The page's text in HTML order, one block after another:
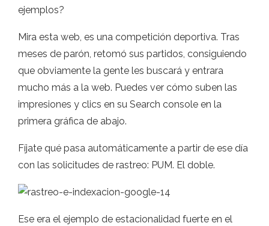
ejemplos?
Mira esta web, es una competición deportiva. Tras
meses de parón, retomó sus partidos, consiguiendo
que obviamente la gente les buscará y entrara
mucho más a la web. Puedes ver cómo suben las
impresiones y clics en su Search console en la
primera gráfica de abajo.
Fíjate qué pasa automáticamente a partir de ese día
con las solicitudes de rastreo: PUM. El doble.
Ese era el ejemplo de estacionalidad fuerte en el